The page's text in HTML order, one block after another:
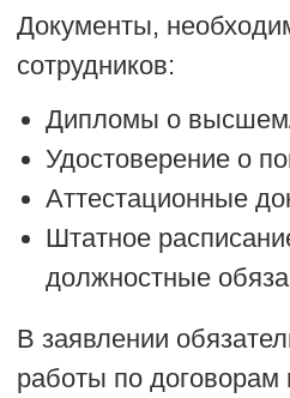
Документы,
сотрудников:
Дипломы о
Удостоверение о
Аттестационные
Штатное
должностные
В заявлении
работы по договорам